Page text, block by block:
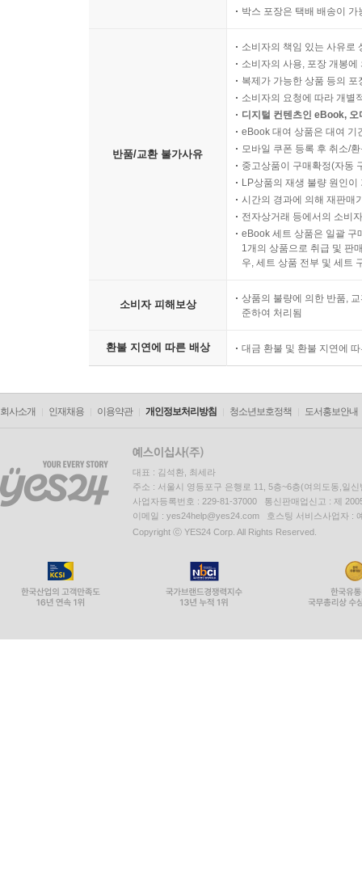
박스 포장은 택배 배송이
반품/교환 불가사유
소비자의 책임 있는 사유로
소비자의 사용, 포장 개봉
복제가 가능한 상품 등의
소비자의 요청에 따라 개별
디지털 컨텐츠인 eBook,
eBook 대여 상품은 대여 기
모바일 쿠폰 등록 후 취소/
중고상품이 구매확정(자동
LP상품의 재생 불량 원인
시간의 경과에 의해 재판매
전자상거래 등에서의 소비
eBook 세트 상품은 일괄 구
1개의 상품으로 취급 및 판
우, 세트 상품 전부 및 세트
소비자 피해보상
상품의 불량에 의한 반품,
준하여 처리됨
환불 지연에 따른 배상 대금 환불 및 환불 지연에
회사소개 인재채용 이용약관 개인정보처리방침 청소년보호정책 도서홍보안내
대표 : 김석환, 최세라
주소 : 서울시 영등포구 은행로 11, 5층~6층(여의도동,일신
사업자등록번호 : 229-81-37000 통신판매업신고 : 제
이메일 : yes24help@yes24.com 호스팅 서비스사업자 :
Copyright ⓒ YES24 Corp. All Rights Reserved.